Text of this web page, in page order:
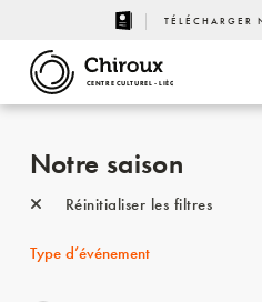
TÉLÉCHARGER
CENTRE CULTUREL - LIÈGE
Notre saison
Réinitialiser les filtres
Type d’événement